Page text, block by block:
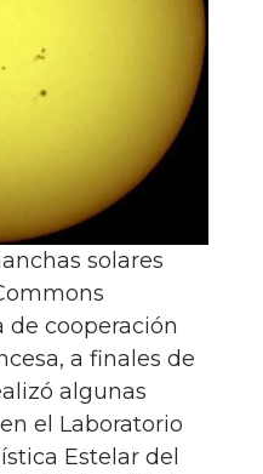
solares
cooperación
a finales de
algunas
el Laboratorio
Estelar del